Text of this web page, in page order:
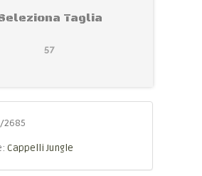
Taglia
57
2685
Cappelli Jungle